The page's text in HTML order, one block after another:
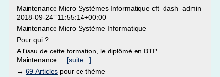
Maintenance Micro Systèmes Informatique cft_dash_admin
2018-09-24T11:55:14+00:00
Maintenance Micro Système Informatique
Pour qui ?
A l'issu de cette formation, le diplômé en BTP
Maintenance... [suite...]
→ 69 Articles pour ce thème